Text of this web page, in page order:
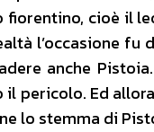
cioè il
l’occasione fu
anche
il pericolo. Ed
lo stemma di